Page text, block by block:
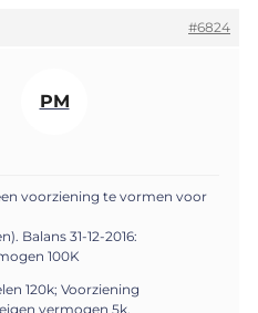
#6824
PM
voorziening te vormen voor
Balans 31-12-2016:
100K
120k; Voorziening
vermogen 5k.